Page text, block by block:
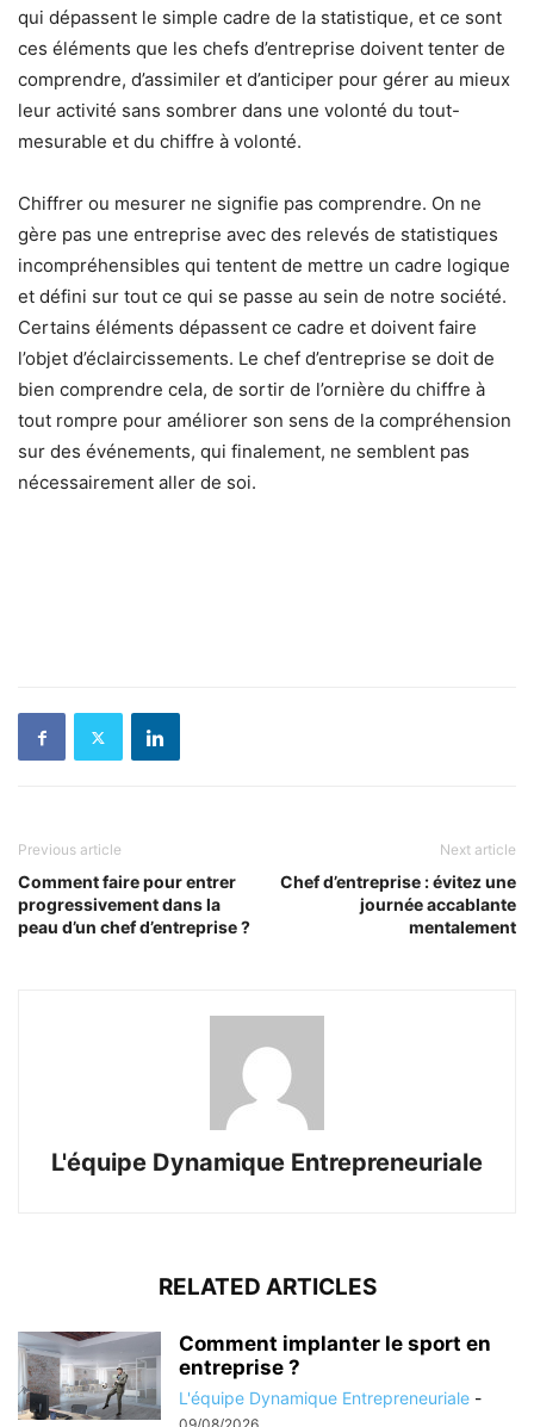
qui dépassent le simple cadre de la statistique, et ce sont
ces éléments que les chefs d’entreprise doivent tenter de
comprendre, d’assimiler et d’anticiper pour gérer au mieux
leur activité sans sombrer dans une volonté du tout-
mesurable et du chiffre à volonté.
Chiffrer ou mesurer ne signifie pas comprendre. On ne
gère pas une entreprise avec des relevés de statistiques
incompréhensibles qui tentent de mettre un cadre logique
et défini sur tout ce qui se passe au sein de notre société.
Certains éléments dépassent ce cadre et doivent faire
l’objet d’éclaircissements. Le chef d’entreprise se doit de
bien comprendre cela, de sortir de l’ornière du chiffre à
tout rompre pour améliorer son sens de la compréhension
sur des événements, qui finalement, ne semblent pas
nécessairement aller de soi.
Previous article
Comment faire pour entrer
progressivement dans la
peau d’un chef d’entreprise ?
Next article
Chef d’entreprise : évitez une
journée accablante
mentalement
L'équipe Dynamique Entrepreneuriale
RELATED ARTICLES
Comment implanter le sport en
entreprise ?
L'équipe Dynamique Entrepreneuriale -